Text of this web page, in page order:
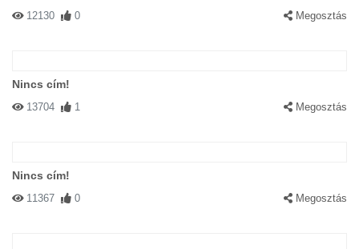
12130 0 Megosztás
Nincs cím!
13704 1 Megosztás
Nincs cím!
11367 0 Megosztás